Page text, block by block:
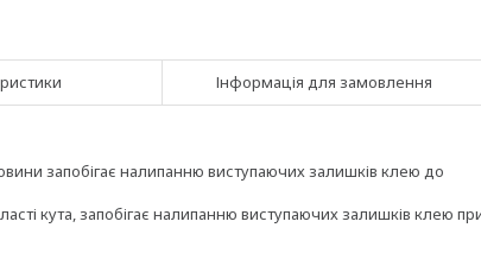
Інформація для замовлення
запобігає налипанню виступаючих залишків клею до
кута, запобігає налипанню виступаючих залишків клею